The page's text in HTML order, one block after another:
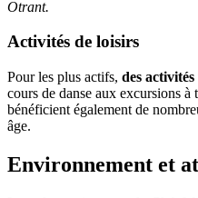
Otrant.
Activités de loisirs
Pour les plus actifs, des activités
cours de danse aux excursions
bénéficient également de
âge.
Environnement et